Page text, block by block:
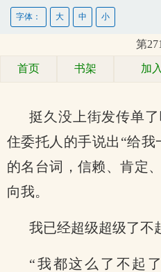
字体： 大 中 小
第
首页 书架 加
挺久没上街发传单
住委托人的手说出“给
的名台词，信赖、肯定
向我。
我已经超级超级了不
“我都这么了不起